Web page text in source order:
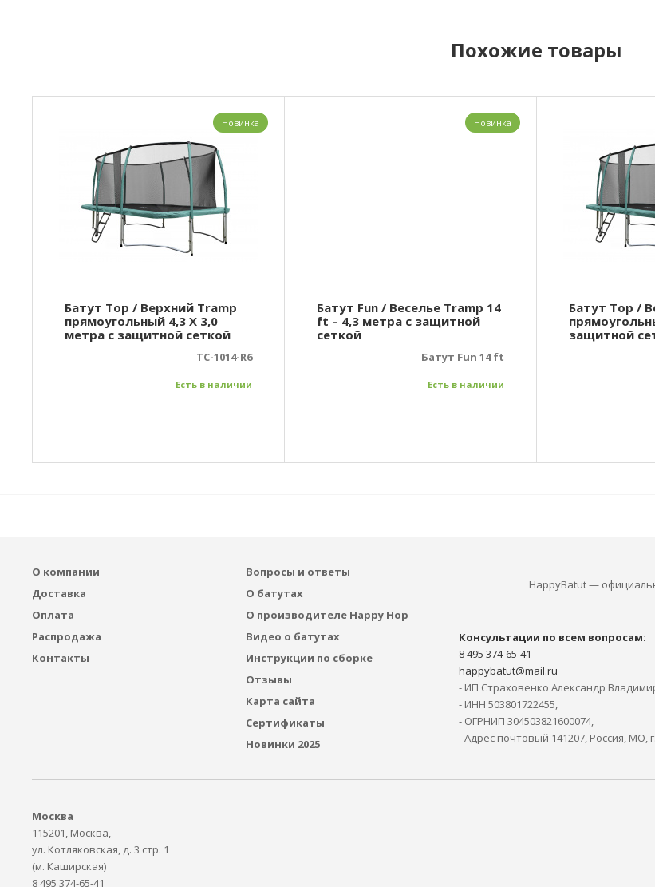
Похожие товары
Батут Top / Верхний Tramp
прямоугольный 4,3 Х 3,0
метра с защитной сеткой
TC-1014-R6
Есть в наличии
Новинка
Батут Fun / Веселье Tramp 14
ft – 4,3 метра с защитной
сеткой
Батут Fun 14 ft
Есть в наличии
Новинка
Батут Top /
защитной
О компании
Доставка
Оплата
Распродажа
Контакты
Вопросы и ответы
О батутах
О производителе Happy Hop
Видео о батутах
Инструкции по сборке
Отзывы
Карта сайта
Сертификаты
Новинки 2025
HappyBatut —
Консультации по всем вопросам:
8 495 374-65-41
happybatut@mail.ru
- ИП Страховенко Александр
- ИНН 503801722455,
- ОГРНИП 304503821600074,
- Адрес почтовый 141207, Россия, МО,
Москва
115201, Москва,
ул. Котляковская, д. 3 стр. 1
(м. Каширская)
8 495 374-65-41